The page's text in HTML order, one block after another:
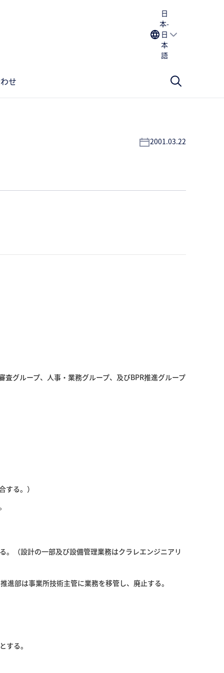
日
本-
日
本
語
せ
2001.03.22
グループ、人事・業務グループ、及びBPR推進グループ
る。）
（設計の一部及び設備管理業務はクラレエンジニアリ
部は事業所技術主管に業務を移管し、廃止する。
する。